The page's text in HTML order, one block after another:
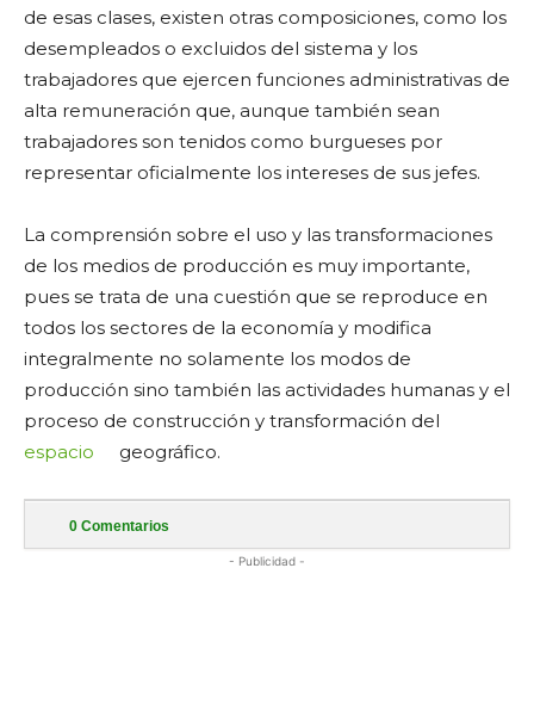
de esas clases, existen otras composiciones, como los
desempleados o excluidos del sistema y los
trabajadores que ejercen funciones administrativas de
alta remuneración que, aunque también sean
trabajadores son tenidos como burgueses por
representar oficialmente los intereses de sus jefes.
La comprensión sobre el uso y las transformaciones
de los medios de producción es muy importante,
pues se trata de una cuestión que se reproduce en
todos los sectores de la economía y modifica
integralmente no solamente los modos de
producción sino también las actividades humanas y el
proceso de construcción y transformación del
espacio
geográfico.
0 Comentarios
- Publicidad -